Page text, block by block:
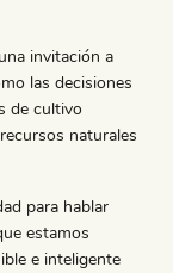
invitación a
las decisiones
de cultivo
naturales
para hablar
estamos
e inteligente